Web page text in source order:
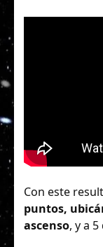
Con este
puntos,
ascenso, y a